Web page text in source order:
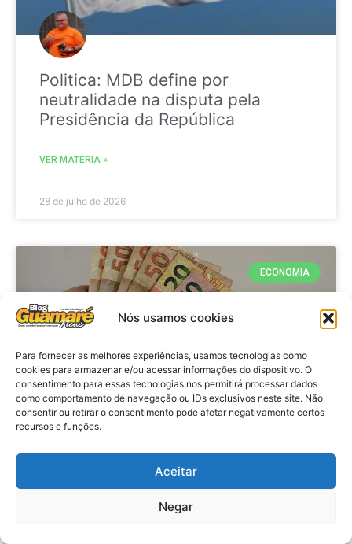
Nós usamos cookies
Para fornecer as melhores experiências, usamos tecnologias como
cookies para armazenar e/ou acessar informações do dispositivo. O
consentimento para essas tecnologias nos permitirá processar dados
como comportamento de navegação ou IDs exclusivos neste site. Não
consentir ou retirar o consentimento pode afetar negativamente certos
recursos e funções.
Aceitar
Negar
Politica: MDB define por
neutralidade na disputa pela
Presidência da República
VER MATÉRIA »
28 de julho de 2026
ECONOMIA
Economia: Beneficiários com NIS
de final 7 recebem Bolsa Família
de julho